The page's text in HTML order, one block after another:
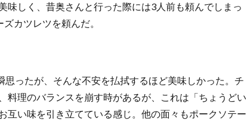
味しく、昔奥さんと行った際には3人前も頼んでしまっ
カツレツを頼んだ。
ったが、そんな不安を払拭するほど美味しかった。チ
料理のバランスを崩す時があるが、これは「ちょうどい
互い味を引き立てている感じ。他の面々もポークソテー